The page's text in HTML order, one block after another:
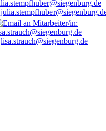
lisa.strauch@siegenburg.de